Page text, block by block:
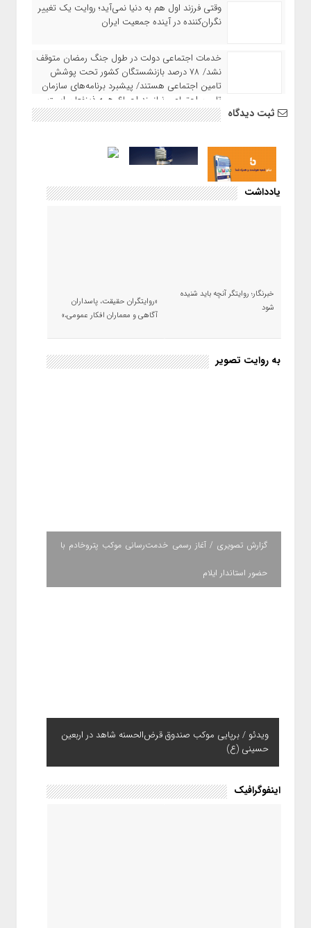
وقتی فرزند اول هم به دنیا نمی‌آید؛ روایت یک تغییر
نگران‌کننده در آینده جمعیت ایران
خدمات اجتماعی دولت در طول جنگ رمضان متوقف
نشد/ ۷۸ درصد بازنشستگان کشور تحت پوشش
تامین اجتماعی هستند/ پیشبرد برنامه‌های سازمان
تامین اجتماعی نیازمند اجماع همه ذینفعان است
ثبت دیدگاه
یادداشت
خبرنگار؛ روایتگر آنچه باید شنیده
شود
«روایتگران حقیقت، پاسداران
آگاهی و معماران افکار عمومی،»
به روایت تصویر
گزارش تصویری / آغاز رسمی خدمت‌رسانی موکب پتروخادم با
حضور استاندار ایلام
ویدئو / برپایی موکب صندوق قرض‌الحسنه شاهد در اربعین
حسینی (ع)
ویدئو / بیمه ایران؛ همپای زائران
اینفوگرافیک